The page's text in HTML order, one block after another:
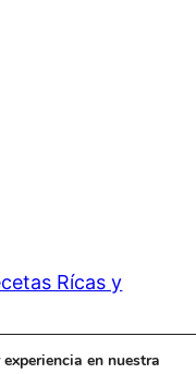
Rícas y
en nuestra